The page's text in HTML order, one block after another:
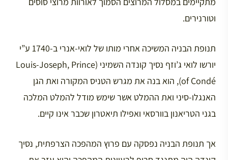
וטורנירים.
תנופת הבניה המשיכה אחרי מותו של לואי-אנרי ב-1740 ע”י
יורשו לואי ג’וזף נסיך קונדה השמיני (Louis-Joseph, Prince
of Condé), הוא בנה את מגרש הטניס המקורה ואת הגן
האנגלו-סיני ואת ההמלט אשר שימש מודל להמלט המלכה
בגני הטריאנון בוורסאי ואפילו תיאטרון שכבר אינו קיים.
אך תנופת הבניה נפסקה עם פרוץ המהפכה הצרפתית, נסיך